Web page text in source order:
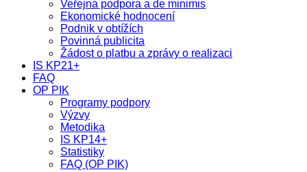
Veřejná podpora a de minimis
Ekonomické hodnocení
Podnik v obtížích
Povinná publicita
Žádost o platbu a zprávy o realizaci
IS KP21+
FAQ
OP PIK
Programy podpory
Výzvy
Metodika
IS KP14+
Statistiky
FAQ (OP PIK)